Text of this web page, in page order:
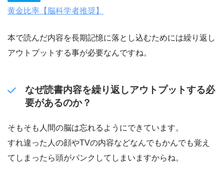
黄金比率【脳科学者推奨】
本で読んだ内容を長期記憶に落とし込むためには繰り返し
アウトプットする事が必要なんですね。
なぜ読書内容を繰り返しアウトプットする必
要があるのか？
そもそも人間の脳は忘れるようにできています。
すれ違った人の顔やTVの内容などなんでもかんでも覚え
てしまったら頭がパンクしてしまいますからね。